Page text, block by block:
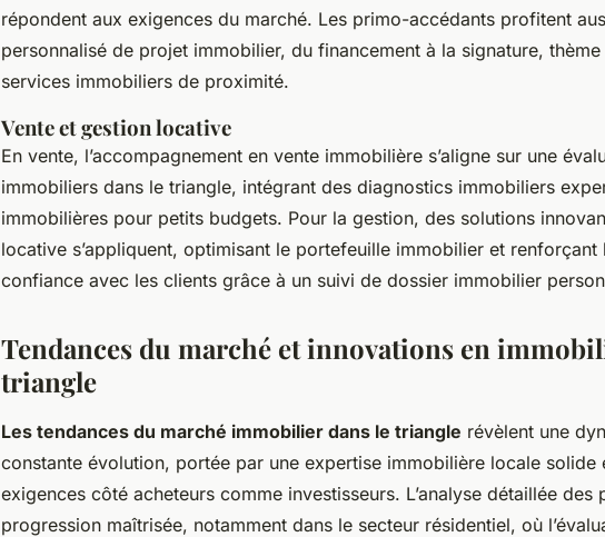
répondent aux exigences du marché. Les primo-accédants profitent
personnalisé de projet immobilier, du financement à la signature,
services immobiliers de proximité.
Vente et gestion locative
En vente, l’accompagnement en vente immobilière s’aligne sur une
immobiliers dans le triangle, intégrant des diagnostics immobiliers
immobilières pour petits budgets. Pour la gestion, des solutions
locative s’appliquent, optimisant le portefeuille immobilier et renforçant
confiance avec les clients grâce à un suivi de dossier immobilier
Tendances du marché et innovations en
triangle
Les tendances du marché immobilier dans le triangle révèlent une
constante évolution, portée par une expertise immobilière locale solide
exigences côté acheteurs comme investisseurs. L’analyse détaillée des
progression maîtrisée, notamment dans le secteur résidentiel, où